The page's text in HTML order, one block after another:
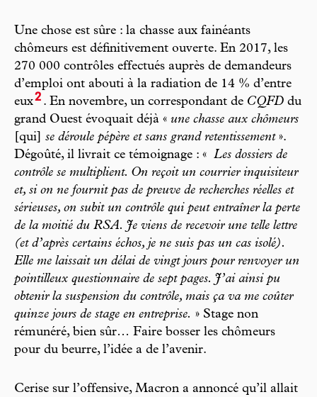
Une chose est sûre : la chasse aux fainéants
chômeurs est définitivement ouverte. En 2017, les
270 000 contrôles effectués auprès de demandeurs
d’emploi ont abouti à la radiation de 14 % d’entre
eux2 . En novembre, un correspondant de CQFD du
grand Ouest évoquait déjà « une chasse aux chômeurs
[qui] se déroule pépère et sans grand retentissement».
Dégoûté, il livrait ce témoignage : « Les dossiers de
contrôle se multiplient. On reçoit un courrier inquisiteur
et, si on ne fournit pas de preuve de recherches réelles et
sérieuses, on subit un contrôle qui peut entraîner la perte
de la moitié du RSA. Je viens de recevoir une telle lettre
(et d’après certains échos, je ne suis pas un cas isolé).
Elle me laissait un délai de vingt jours pour renvoyer un
pointilleux questionnaire de sept pages. J’ai ainsi pu
obtenir la suspension du contrôle, mais ça va me coûter
quinze jours de stage en entreprise. » Stage non
rémunéré, bien sûr… Faire bosser les chômeurs
pour du beurre, l’idée a de l’avenir.
Cerise sur l’offensive, Macron a annoncé qu’il allait